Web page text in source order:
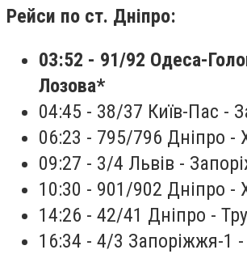
Рейси по ст. Дніпро:
03:52 - 91/92 Одеса-
Лозова*
04:45 - 38/37 Київ-Пас -
06:23 - 795/796 Дніпро -
09:27 - 3/4 Львів -
10:30 - 901/902 Дніпро -
14:26 - 42/41 Дніпро -
16:34 - 4/3 Запоріжжя-1 -